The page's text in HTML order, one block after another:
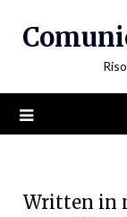
Written in